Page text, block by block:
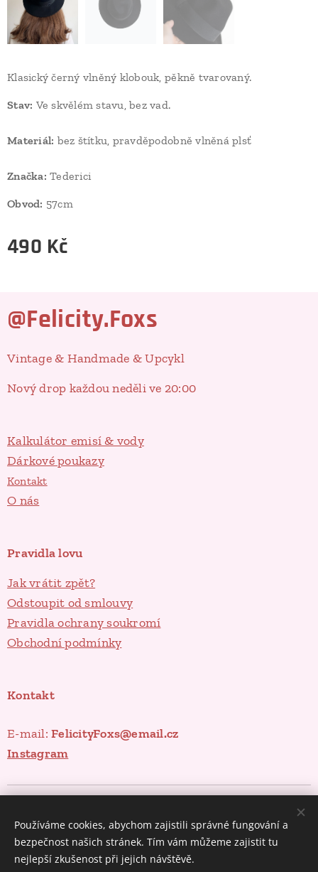
Klasický černý vlněný klobouk, pěkně tvarovaný.
Stav: Ve skvělém stavu, bez vad.
Materiál: bez štítku, pravděpodobně vlněná plsť
Značka: Tederici
Obvod: 57cm
490 Kč
@Felicity.Foxs
Vintage & Handmade & Upcykl
Nový drop každou neděli ve 20:00
Kalkulátor emisí & vody
Dárkové poukazy
Kontakt
O nás
Pravidla lovu
Jak vrátit zpět?
Odstoupit od smlouvy
Pravidla ochrany soukromí
Obchodní podmínky
Kontakt
E-mail:FelicityFoxs@email.cz
Instagram
Měna
CZK Kč
EUR €
Používáme cookies, abychom zajistili správné fungování a
bezpečnost našich stránek. Tím vám můžeme zajistit tu
nejlepší zkušenost při jejich návštěvě.